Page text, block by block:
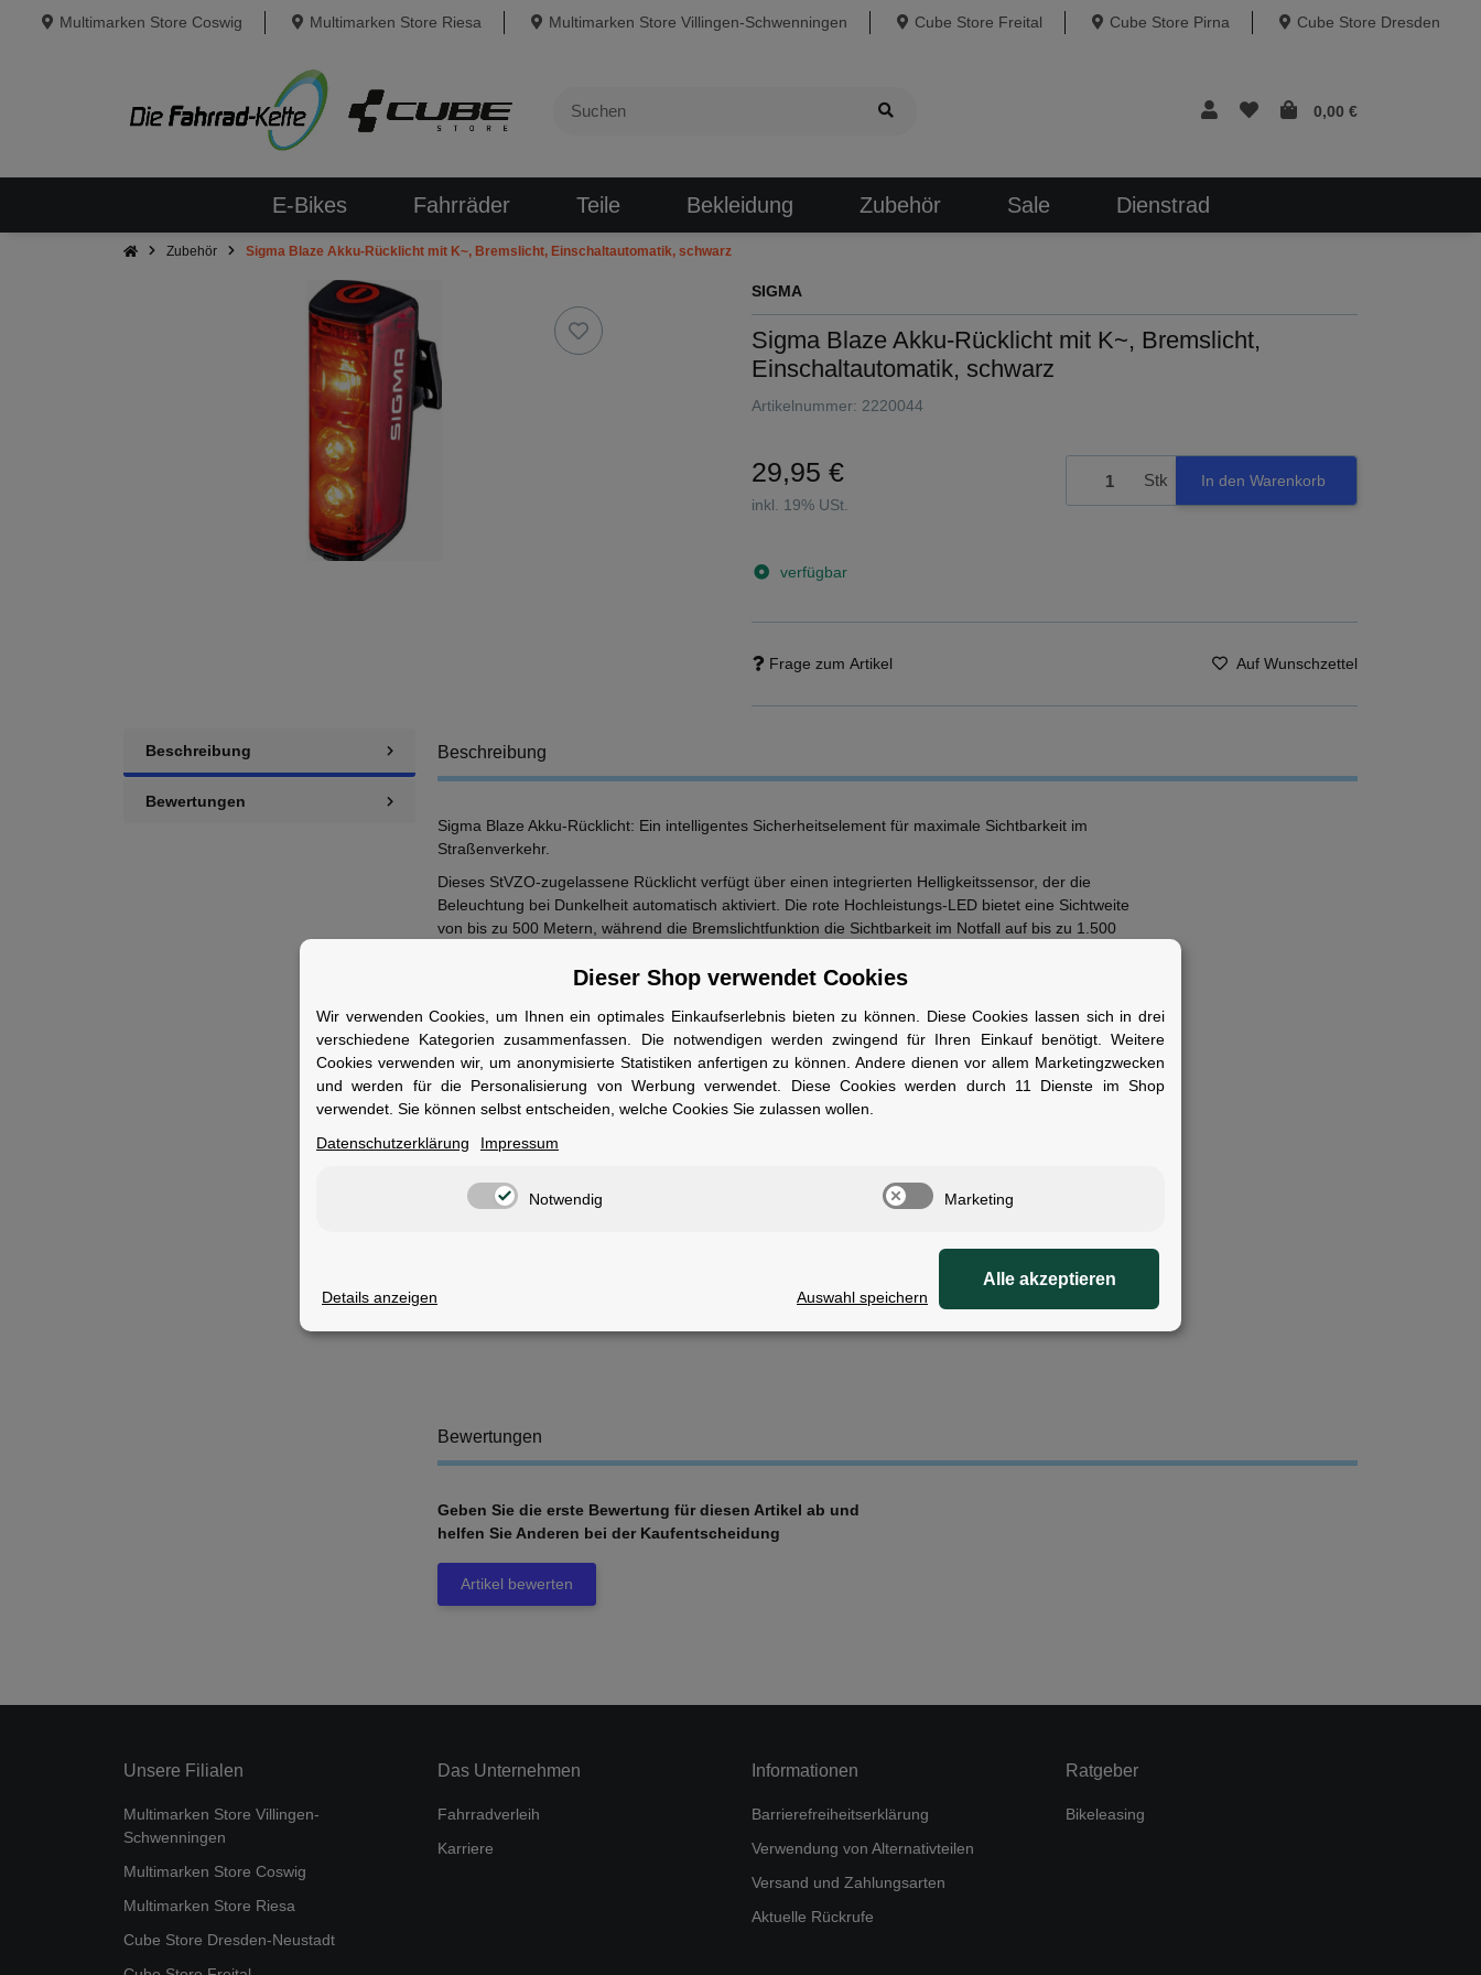
Multimarken Store Coswig Multimarken Store Riesa Multimarken Store Villingen-Schwenningen Cube Store Freital Cube Store Pirna Cube Store Dresden
0,00 €
E-Bikes Fahrräder Teile Bekleidung Zubehör Sale Dienstrad
Zubehör Sigma Blaze Akku-Rücklicht mit K~, Bremslicht, Einschaltautomatik, schwarz
SIGMA
Sigma Blaze Akku-Rücklicht mit K~, Bremslicht,
Einschaltautomatik, schwarz
Artikelnummer: 2220044
29,95 €
inkl. 19% USt.
verfügbar
Stk In den Warenkorb
Frage zum Artikel Auf Wunschzettel
Beschreibung
Bewertungen
Beschreibung
Sigma Blaze Akku-Rücklicht: Ein intelligentes Sicherheitselement für maximale Sichtbarkeit im
Straßenverkehr.
Dieses StVZO-zugelassene Rücklicht verfügt über einen integrierten Helligkeitssensor, der die
Beleuchtung bei Dunkelheit automatisch aktiviert. Die rote Hochleistungs-LED bietet eine Sichtweite
von bis zu 500 Metern, während die Bremslichtfunktion die Sichtbarkeit im Notfall auf bis zu 1.500
Specs auf einen Blick
Farbe:schwarz
Funktionen:Bremslicht, Einschaltautomatik (Helligkeitssensor)
Sichtweite:bis zu 500 m (Bremslicht bis zu 1.500 m)
Schutzklasse: IPX4 (spritzwassergeschützt)
Ladeanschluss:Micro USB (Kabel inklusive)
Montage:werkzeugfreie Silikonhalterung
Besonderheiten:
Batteriezustandsanzeige, seitliche Sichtbarkeit
Kategorie:Zubehör, Beleuchtung, Batteriebeleuchtung
Ideal für Pendler und Alltagsfahrer, die eine zuverlässige und automatische Sicherheitsbeleuchtung
Bewertungen
Geben Sie die erste Bewertung für diesen Artikel ab und
helfen Sie Anderen bei der Kaufentscheidung
Artikel bewerten
Unsere Filialen
Multimarken Store Villingen-
Schwenningen
Multimarken Store Coswig
Multimarken Store Riesa
Cube Store Dresden-Neustadt
Das Unternehmen
Fahrradverleih
Karriere
Informationen
Barrierefreiheitserklärung
Verwendung von Alternativteilen
Versand und Zahlungsarten
Aktuelle Rückrufe
Ratgeber
Bikeleasing
Dieser Shop verwendet Cookies
Wir verwenden Cookies, um Ihnen ein optimales Einkaufserlebnis bieten zu können. Diese Cookies lassen sich in drei
verschiedene Kategorien zusammenfassen. Die notwendigen werden zwingend für Ihren Einkauf benötigt. Weitere
Cookies verwenden wir, um anonymisierte Statistiken anfertigen zu können. Andere dienen vor allem Marketingzwecken
und werden für die Personalisierung von Werbung verwendet. Diese Cookies werden durch 11 Dienste im Shop
verwendet. Sie können selbst entscheiden, welche Cookies Sie zulassen wollen.
Datenschutzerklärung
Impressum
Notwendig Marketing
Details anzeigen Auswahl speichern
Alle akzeptieren